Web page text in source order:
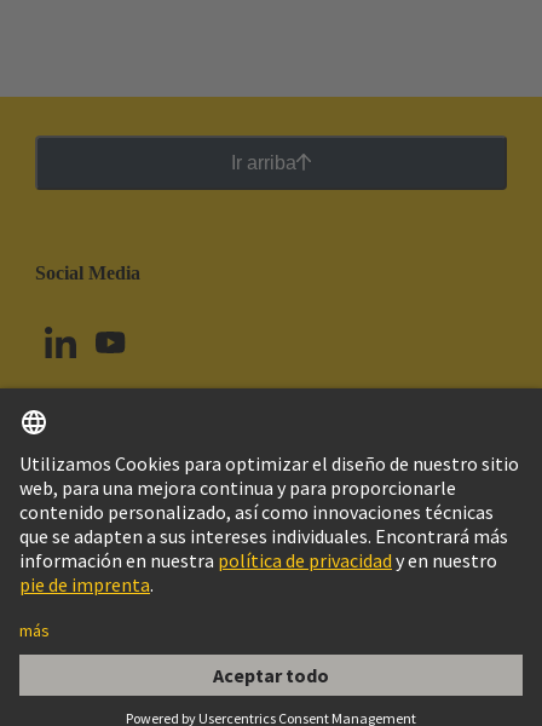
DIN-Signal high current m, 40A solder
Ir arriba
Social Media
Brasil Español
© Grupo Tecnológico HARTING
Configuración de cookies